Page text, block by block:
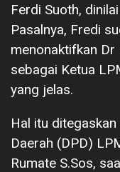
Ferdi Suoth,
Pasalnya, Fredi
menonaktifkan Dr
sebagai Ketua
yang jelas.
Hal itu
Daerah (DPD)
Rumate S.Sos,